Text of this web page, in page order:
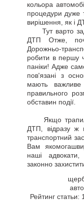
кольора
процедури дуже
вирішення, як і
Тут варто
ДТП Отже,
Дорожньо-
робити в першу
паніки! Адже
пов'язані з
мають
правильного
обставин події.
Якщо
ДТП, відразу ж
транспортний
Вам
наші
законно
Рейтинг статьи: